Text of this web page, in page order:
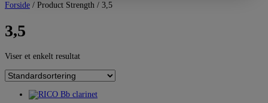
Forside / Product Strength / 3,5
3,5
Viser et enkelt resultat